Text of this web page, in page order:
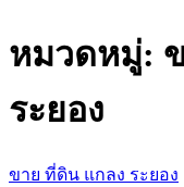
หมวดหมู่:
ระยอง
ขาย ที่ดิน แกลง ระยอง